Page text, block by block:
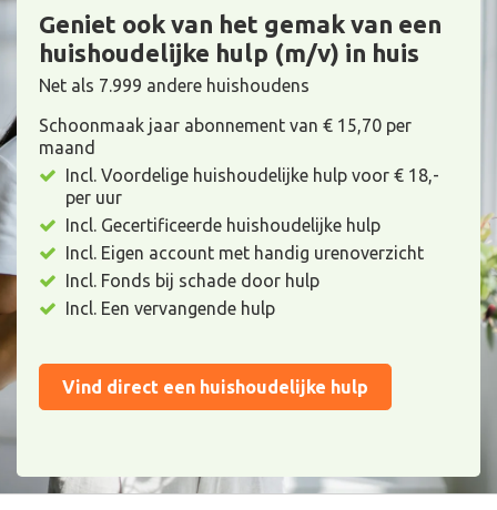
Geniet ook van het gemak van een
huishoudelijke hulp (m/v) in huis
Net als 7.999 andere huishoudens
Schoonmaak jaar abonnement van € 15,70 per
maand
Incl. Voordelige huishoudelijke hulp voor € 18,-
per uur
Incl. Gecertificeerde huishoudelijke hulp
Incl. Eigen account met handig urenoverzicht
Incl. Fonds bij schade door hulp
Incl. Een vervangende hulp
Vind direct een huishoudelijke hulp